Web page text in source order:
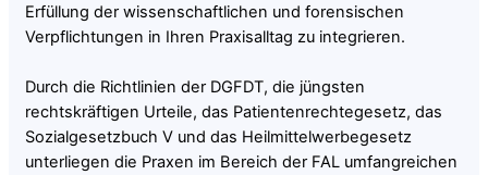
Erfüllung der wissenschaftlichen und forensischen
Verpflichtungen in Ihren Praxisalltag zu integrieren.
Durch die Richtlinien der DGFDT, die jüngsten
rechtskräftigen Urteile, das Patientenrechtegesetz, das
Sozialgesetzbuch V und das Heilmittelwerbegesetz
unterliegen die Praxen im Bereich der FAL umfangreichen